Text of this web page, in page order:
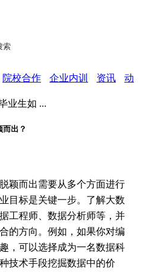
索
院校合作 企业内训 资讯
动
业生如 ...
出？
颖而出需要从多个方面进行
目标是关键一步。了解大数
工程师、数据分析师等，并
的方向。例如，如果你对编
，可以选择成为一名数据科
技术手段挖掘数据中的价